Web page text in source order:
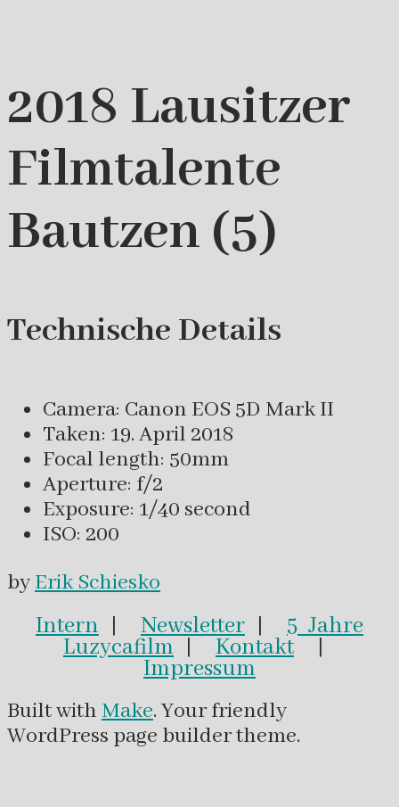
2018 Lausitzer
Filmtalente
Bautzen (5)
Technische Details
Camera: Canon EOS 5D Mark II
Taken: 19. April 2018
Focal length: 50mm
Aperture: f/2
Exposure: 1/40 second
ISO: 200
byErik Schiesko
Intern | Newsletter | 5 Jahre
Luzycafilm | Kontakt|
Impressum
Built withMake. Your friendly
WordPress page builder theme.